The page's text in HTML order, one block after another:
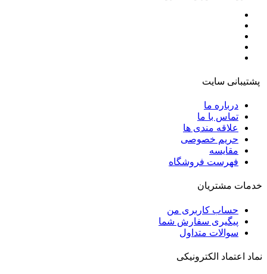
پشتیبانی سایت
درباره ما
تماس با ما
علاقه مندی ها
حریم خصوصی
مقایسه
فهرست فروشگاه
خدمات مشتریان
حساب کاربری من
پیگیری سفارش شما
سوالات متداول
نماد اعتماد الکترونیکی